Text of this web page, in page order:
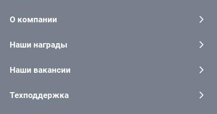
О компании
Наши награды
Наши вакансии
Техподдержка